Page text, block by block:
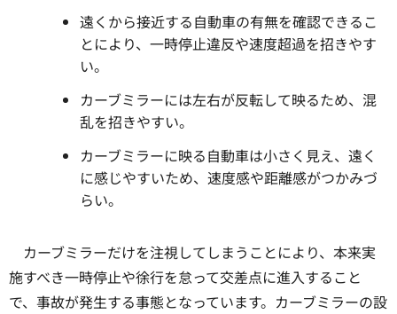
遠くから接近する自動車の有無を確認できるこ
とにより、一時停止違反や速度超過を招きやす
い。
カーブミラーには左右が反転して映るため、混
乱を招きやすい。
カーブミラーに映る自動車は小さく見え、遠く
に感じやすいため、速度感や距離感がつかみづ
らい。
カーブミラーだけを注視してしまうことにより、本来実
施すべき一時停止や徐行を怠って交差点に進入すること
で、事故が発生する事態となっています。カーブミラーの設